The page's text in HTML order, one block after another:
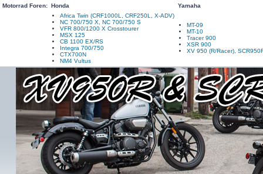
Motorrad Foren: Honda
Yamaha
Africa Twin (CRF1000L, CRF250L, X-ADV)
NC 700/750 X, NC 700/750 S
VFR 800/1200 X Crosstourer
MSX 125
CB 1100 EX/RS
Integra 700/750
CTX700N
NM4 Vultus
MT-09
MT-10
Tracer 900
XSR 900
XV 950 (R/Racer),